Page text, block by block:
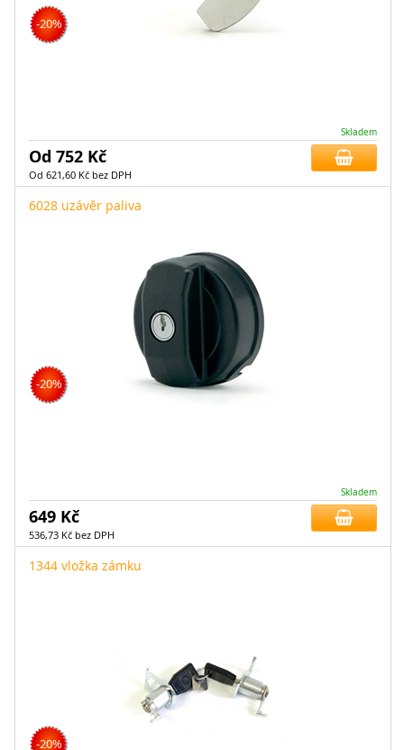
-20%
Skladem
Od 752 Kč
Od 621,60 Kč bez DPH
6028 uzávěr paliva
-20%
Skladem
649 Kč
536,73 Kč bez DPH
1344 vložka zámku
-20%